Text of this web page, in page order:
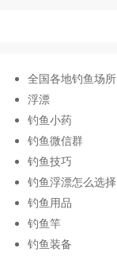
全国各地钓鱼场所
浮漂
钓鱼小药
钓鱼微信群
钓鱼技巧
钓鱼浮漂怎么选择
钓鱼用品
钓鱼竿
钓鱼装备